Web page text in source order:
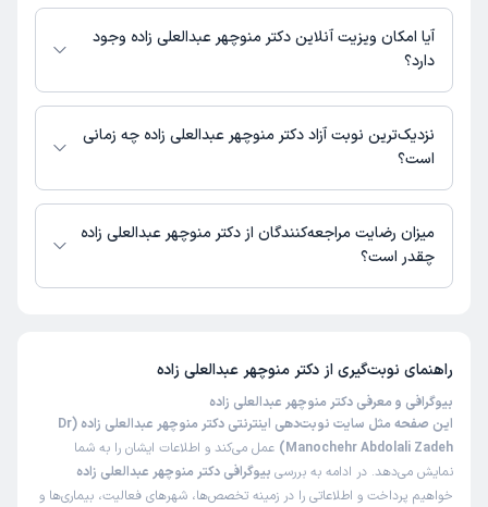
اطلاعاتی درباره محل فعالیت دکتر منوچهر عبدالعلی زاده در مراکز درمانی در
دسترس نیست.
آیا امکان ویزیت آنلاین دکتر منوچهر عبدالعلی زاده وجود
دارد؟
در حال حاضر اطلاعاتی درباره ارائه ویزیت آنلاین توسط دکتر منوچهر عبدالعلی
زاده در دسترس نیست. برای دریافت اطلاعات دقیق‌تر، لطفاً با مطب تماس
بگیرید.
نزدیک‌ترین نوبت آزاد دکتر منوچهر عبدالعلی زاده چه زمانی
است؟
دکتر منوچهر عبدالعلی زاده از روز دوشنبه 19 مرداد 1405 بیمار جدید می‌پذیرند.
میزان رضایت مراجعه‌کنندگان از دکتر منوچهر عبدالعلی زاده
چقدر است؟
راهنمای نوبت‌گیری از دکتر منوچهر عبدالعلی زاده
بیوگرافی و معرفی دکتر منوچهر عبدالعلی زاده
این صفحه مثل سایت نوبت‌دهی اینترنتی دکتر منوچهر عبدالعلی زاده (Dr
Manochehr Abdolali Zadeh)
عمل می‌کند و اطلاعات ایشان را به شما
نمایش می‌دهد. در ادامه به بررسی بیوگرافی دکتر منوچهر عبدالعلی زاده
خواهیم پرداخت و اطلاعاتی را در زمینه تخصص‌ها، شهرهای فعالیت، بیماری‌ها و